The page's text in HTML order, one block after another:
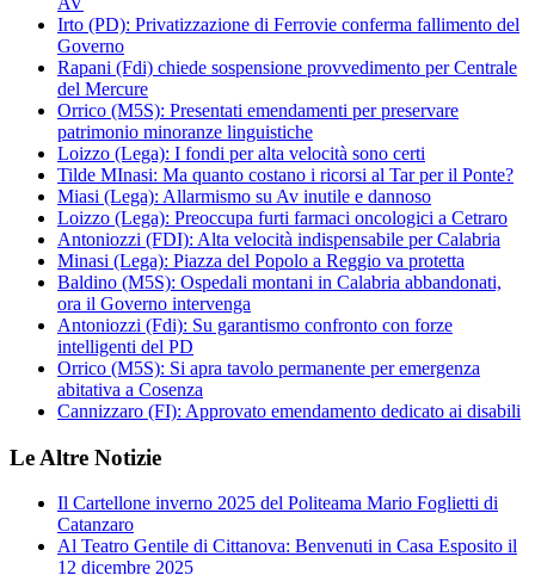
Irto (PD): Privatizzazione di Ferrovie conferma fallimento del
Governo
Rapani (Fdi) chiede sospensione provvedimento per Centrale
del Mercure
Orrico (M5S): Presentati emendamenti per preservare
patrimonio minoranze linguistiche
Loizzo (Lega): I fondi per alta velocità sono certi
Tilde MInasi: Ma quanto costano i ricorsi al Tar per il Ponte?
Miasi (Lega): Allarmismo su Av inutile e dannoso
Loizzo (Lega): Preoccupa furti farmaci oncologici a Cetraro
Antoniozzi (FDI): Alta velocità indispensabile per Calabria
Minasi (Lega): Piazza del Popolo a Reggio va protetta
Baldino (M5S): Ospedali montani in Calabria abbandonati,
ora il Governo intervenga
Antoniozzi (Fdi): Su garantismo confronto con forze
intelligenti del PD
Orrico (M5S): Si apra tavolo permanente per emergenza
abitativa a Cosenza
Cannizzaro (FI): Approvato emendamento dedicato ai disabili
Le Altre Notizie
Il Cartellone inverno 2025 del Politeama Mario Foglietti di
Catanzaro
Al Teatro Gentile di Cittanova: Benvenuti in Casa Esposito il
12 dicembre 2025